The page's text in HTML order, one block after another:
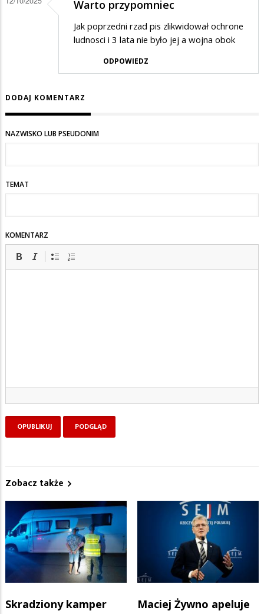
Warto przypomniec
Jak poprzedni rzad pis zlikwidował ochrone
ludnosci i 3 lata nie było jej a wojna obok
ODPOWIEDZ
DODAJ KOMENTARZ
NAZWISKO LUB PSEUDONIM
TEMAT
KOMENTARZ
Zobacz także
Skradziony kamper Maciej Żywno apeluje